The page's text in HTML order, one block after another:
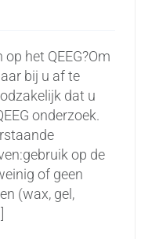
het QEEG?Om
bij u af te
dat u
onderzoek.
op de
of geen
(wax, gel,